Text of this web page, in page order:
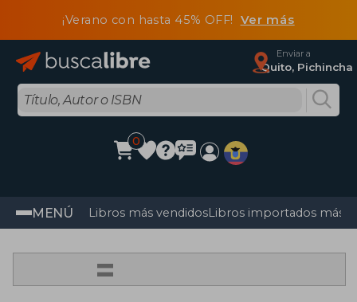
¡Verano con hasta 45% OFF! Ver más
Enviar a
Quito, Pichincha
0
MENÚ Libros más vendidosLibros importados más
=